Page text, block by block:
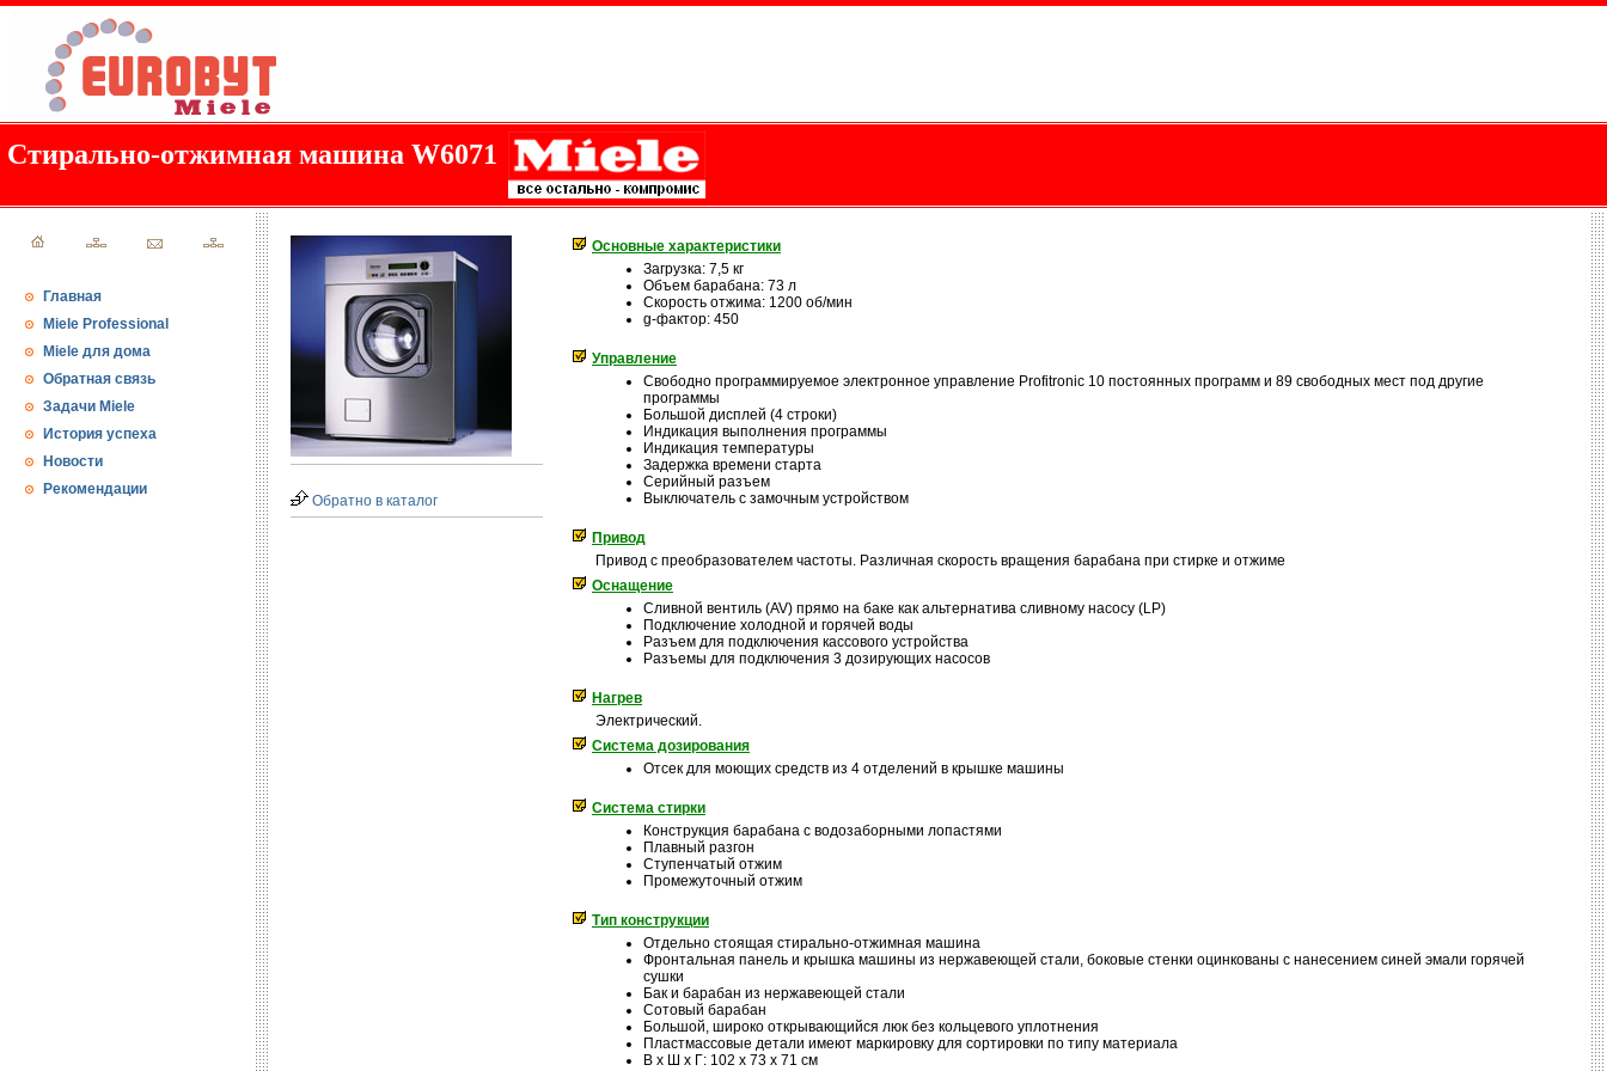
Стирально-отжимная машина W6071
Главная
Miele Professional
Miele для дома
Обратная связь
Задачи Miele
История успеха
Новости
Рекомендации
Обратно в каталог
Основные характеристики
Загрузка: 7,5 кг
Объем барабана: 73 л
Скорость отжима: 1200 об/мин
g-фактор: 450
Управление
Свободно программируемое электронное управление Profitronic 10 постоянных программ и 89 свободных мест под другие
программы
Большой дисплей (4 строки)
Индикация выполнения программы
Индикация температуры
Задержка времени старта
Серийный разъем
Выключатель с замочным устройством
Привод
Привод с преобразователем частоты. Различная скорость вращения барабана при стирке и отжиме
Оснащение
Сливной вентиль (AV) прямо на баке как альтернатива сливному насосу (LP)
Подключение холодной и горячей воды
Разъем для подключения кассового устройства
Разъемы для подключения 3 дозирующих насосов
Нагрев
Электрический.
Система дозирования
Отсек для моющих средств из 4 отделений в крышке машины
Система стирки
Конструкция барабана с водозаборными лопастями
Плавный разгон
Ступенчатый отжим
Промежуточный отжим
Тип конструкции
Отдельно стоящая стирально-отжимная машина
Фронтальная панель и крышка машины из нержавеющей стали, боковые стенки оцинкованы с нанесением синей эмали горячей
сушки
Бак и барабан из нержавеющей стали
Сотовый барабан
Большой, широко открывающийся люк без кольцевого уплотнения
Пластмассовые детали имеют маркировку для сортировки по типу материала
В x Ш x Г: 102 x 73 x 71 см